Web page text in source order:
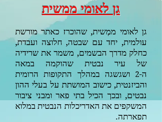
גן לאומי ממשית
גן לאומי ממְשית, שהוכרז כאתר מורשת
עולמית, יחד עם שבטה, חלוצה ועבדת,
כחלק מדרך הבשמים, משמר את שרידיה
של עיר נבטית שהוקמה במאה
ה-2 ושגשגה במהלך התקופות הרומית
והביזנטית, כישוב המושתת על בעלי ההון
נבטים, ובכך הכיל בתי פאר ומבני ציבור
המשקפים את האדריכלות הנבטית במלוא
תפארתה.